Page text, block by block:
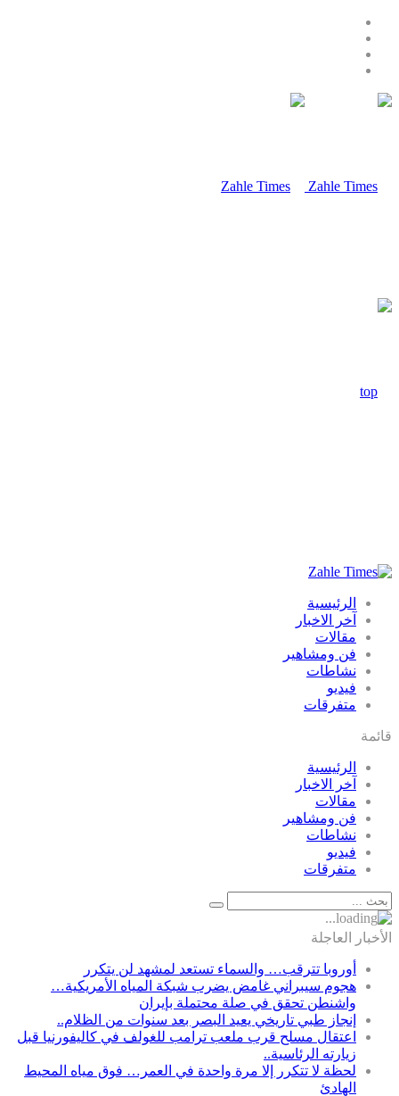
الرئيسية
آخر الاخبار
مقالات
فن ومشاهير
نشاطات
فيديو
متفرقات
قائمة
الرئيسية
آخر الاخبار
مقالات
فن ومشاهير
نشاطات
فيديو
متفرقات
الأخبار العاجلة
أوروبا تترقب… والسماء تستعد لمشهد لن يتكرر
هجوم سيبراني غامض يضرب شبكة المياه الأمريكية…
واشنطن تحقق في صلة محتملة بإيران
إنجاز طبي تاريخي يعيد البصر بعد سنوات من الظلام..
اعتقال مسلح قرب ملعب ترامب للغولف في كاليفورنيا قبل
زيارته الرئاسية..
لحظة لا تتكرر إلا مرة واحدة في العمر… فوق مياه المحيط
الهادئ